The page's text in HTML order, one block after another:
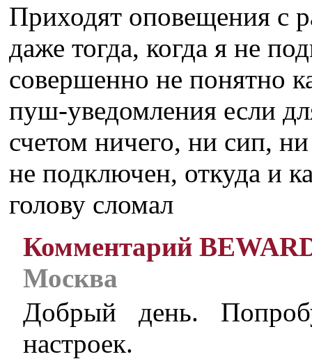
Приходят оповещения с
даже тогда, когда я не
совершенно не понятно
пуш-уведомления если
счетом ничего, ни сип,
не подключен, откуда и
голову сломал
Комментарий
Москва
Добрый день.
настроек.